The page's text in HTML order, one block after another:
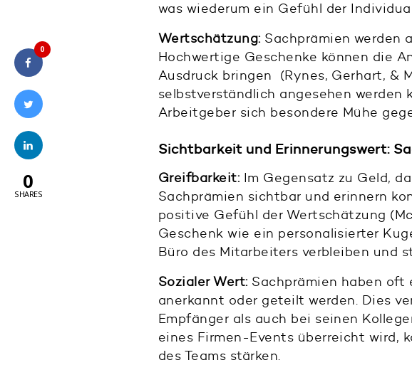
was wiederum ein Gefühl der
Wertschätzung: Sachprämien werden
Hochwertige Geschenke können die
Ausdruck bringen (Rynes, Gerhart, &
selbstverständlich angesehen werden
Arbeitgeber sich besondere Mühe
Sichtbarkeit und Erinnerungswert:
Greifbarkeit: Im Gegensatz zu Geld,
Sachprämien sichtbar und erinnern
positive Gefühl der Wertschätzung
Geschenk wie ein personalisierter
Büro des Mitarbeiters verbleiben und
Sozialer Wert: Sachprämien haben oft
anerkannt oder geteilt werden. Dies
Empfänger als auch bei seinen
eines Firmen-Events überreicht wird,
des Teams stärken.
0
0
SHARES